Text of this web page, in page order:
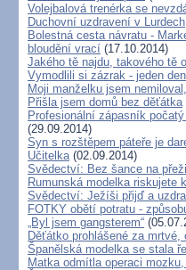
Volejbalová trenérka se
Duchovní uzdravení v Lurdech
Bolestná cesta návratu -
bloudění vrací (17.10.2014)
Jakého tě najdu, takového tě
Vymodlili si zázrak - jeden
Moji manželku jsem
Přišla jsem domů bez děťátka
Profesionální zápasník
(29.09.2014)
Syn s rozštěpem páteře je
Učitelka(02.09.2014)
Svědectví: Bez šance na
Rumunská modelka riskujete
Svědectví: Ježíši přijď a
FOTKY obětí potratu -
„Byl jsem gangsterem“
Děťátko prohlášené za
Španělská modelka se stala
Matka odmítla operaci